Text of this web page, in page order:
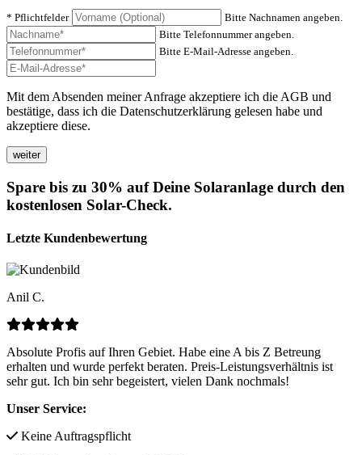
* Pflichtfelder
Bitte Nachnamen angeben.
Bitte Telefonnummer angeben.
Bitte E-Mail-Adresse angeben.
Mit dem Absenden meiner Anfrage akzeptiere ich die AGB und
bestätige, dass ich die Datenschutzerklärung gelesen habe und
akzeptiere diese.
Spare bis zu 30% auf Deine Solaranlage durch den
kostenlosen Solar-Check.
Letzte Kundenbewertung
Anil C.
Absolute Profis auf Ihren Gebiet. Habe eine A bis Z Betreung
erhalten und wurde perfekt beraten. Preis-Leistungsverhältnis ist
sehr gut. Ich bin sehr begeistert, vielen Dank nochmals!
Unser Service:
Keine Auftragspflicht